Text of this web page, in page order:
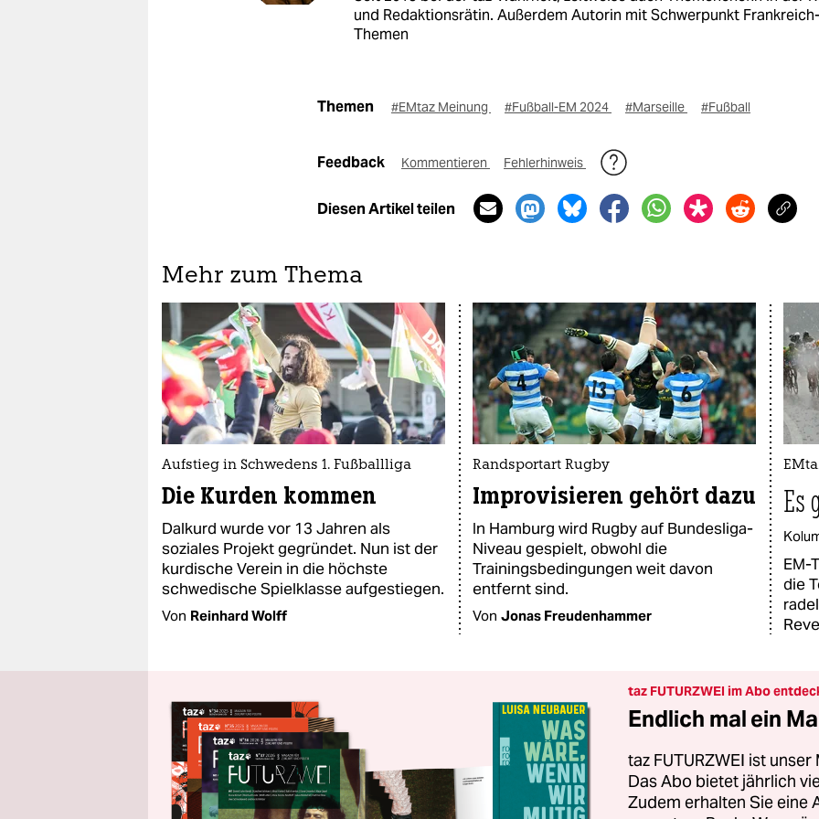
und Redaktionsrätin. Außerdem Autorin mit Schwerpunkt Frankreich-
Themen
Themen #EMtaz Meinung #Fußball-EM 2024 #Marseille #Fußball
Feedback Kommentieren Fehlerhinweis
Diesen Artikel teilen
Mehr zum Thema
Aufstieg in Schwedens 1. Fußballliga
Die Kurden kommen
Dalkurd wurde vor 13 Jahren als
soziales Projekt gegründet. Nun ist der
kurdische Verein in die höchste
schwedische Spielklasse aufgestiegen.
Von Reinhard Wolff
Randsportart Rugby
Improvisieren gehört dazu
In Hamburg wird Rugby auf Bundesliga-
Niveau gespielt, obwohl die
Trainingsbedingungen weit davon
entfernt sind.
Von Jonas Freudenhammer
Es
EM-
die
taz FUTURZWEI im Abo
Endlich mal ein
taz FUTURZWEI ist
Das Abo bietet jährlich
Zudem erhalten Sie eine